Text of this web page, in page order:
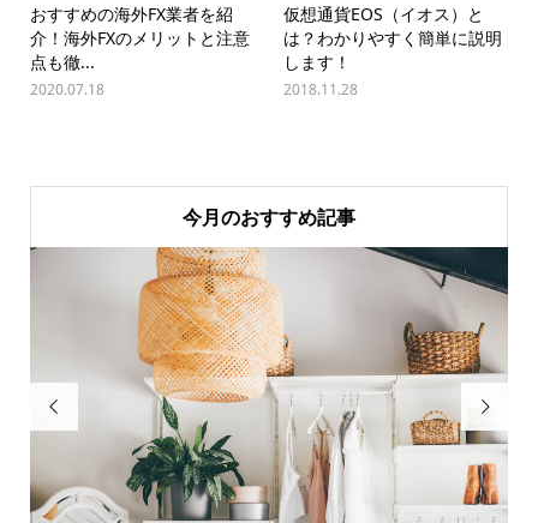
おすすめの海外FX業者を紹
介！海外FXのメリットと注意
点も徹...
2020.07.18
仮想通貨EOS（イオス）と
は？わかりやすく簡単に説明
します！
2018.11.28
今月のおすすめ記事
 